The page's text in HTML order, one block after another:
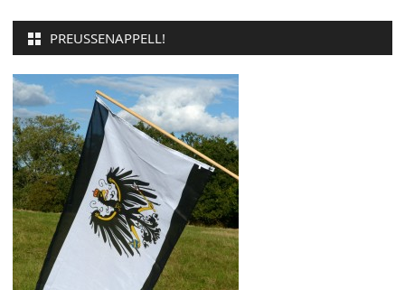
PREUSSENAPPELL!